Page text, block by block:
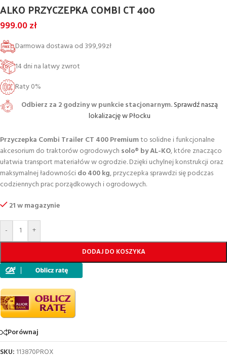
ALKO PRZYCZEPKA COMBI CT 400
999.00zł
Darmowa dostawa od 399,99zł
14 dni na latwy zwrot
Raty 0%
Odbierz za 2 godziny w punkcie stacjonarnym.Sprawdź naszą
lokalizację w Płocku
Przyczepka Combi Trailer CT 400 Premiumto solidne i funkcjonalne
akcesorium do traktorów ogrodowych solo® by AL-KO, które znacząco
ułatwia transport materiałów w ogrodzie. Dzięki uchylnej konstrukcji oraz
maksymalnej ładownoścido 400 kg, przyczepka sprawdzi się podczas
codziennych prac porządkowych i ogrodowych.
21 w magazynie
- +
DODAJ DO KOSZYKA
Porównaj
SKU: 113870PROX